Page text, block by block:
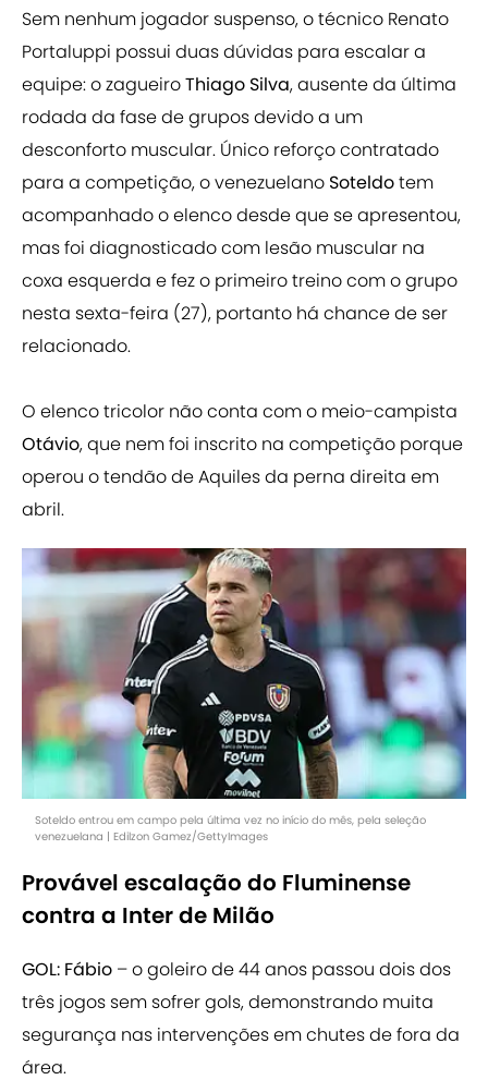
Sem nenhum jogador suspenso, o técnico Renato
Portaluppi possui duas dúvidas para escalar a
equipe: o zagueiroThiago Silva, ausente da última
rodada da fase de grupos devido a um
desconforto muscular. Único reforço contratado
para a competição, o venezuelano Soteldotem
acompanhado o elenco desde que se apresentou,
mas foi diagnosticado com lesão muscular na
coxa esquerda e fez o primeiro treino com o grupo
nesta sexta-feira (27), portanto há chance de ser
relacionado.
O elenco tricolor não conta com o meio-campista
Otávio, que nem foi inscrito na competição porque
operou o tendão de Aquiles da perna direita em
abril.
Soteldo entrou em campo pela última vez no início do mês, pela seleção
venezuelana | Edilzon Gamez/GettyImages
Provável escalação do Fluminense
contra a Inter de Milão
GOL: Fábio – o goleiro de 44 anos passou dois dos
três jogos sem sofrer gols, demonstrando muita
segurança nas intervenções em chutes de fora da
área.